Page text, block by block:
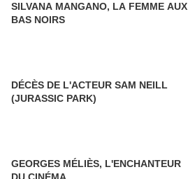
SILVANA MANGANO, LA FEMME AUX
BAS NOIRS
DÉCÈS DE L'ACTEUR SAM NEILL
(JURASSIC PARK)
GEORGES MÉLIÈS, L'ENCHANTEUR